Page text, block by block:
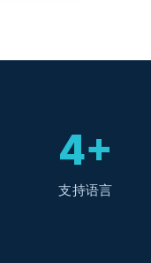
4+
支持语言